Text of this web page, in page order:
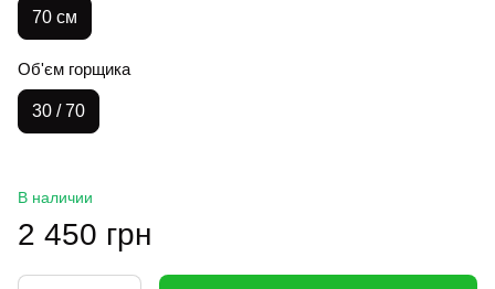
70 см
Об'єм горщика
30 / 70
В наличии
2 450 грн